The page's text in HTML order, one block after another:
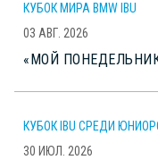
КУБОК МИРА BMW IBU
03 АВГ. 2026
«МОЙ
КУБОК IBU СРЕДИ
30 ИЮЛ. 2026